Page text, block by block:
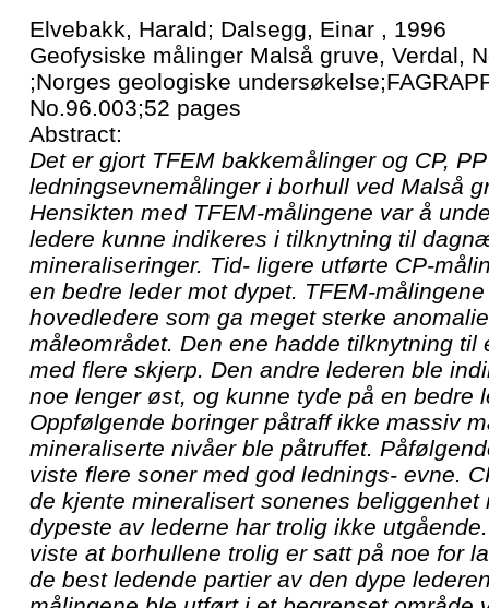
Elvebakk, Harald; Dalsegg, Einar , 1996
Geofysiske målinger Malså gruve, Verdal,
;Norges geologiske
No.96.003;52 pages
Abstract:
Det er gjort TFEM bakkemålinger og CP,
ledningsevnemålinger i borhull ved Malså
Hensikten med TFEM-målingene var å
ledere kunne indikeres i tilknytning til
mineraliseringer. Tid- ligere utførte CP-
en bedre leder mot dypet. TFEM-
hovedledere som ga meget sterke
måleområdet. Den ene hadde tilknytning til
med flere skjerp. Den andre lederen ble
noe lenger øst, og kunne tyde på en bedre
Oppfølgende boringer påtraff ikke massiv
mineraliserte nivåer ble påtruffet.
viste flere soner med god lednings- evne.
de kjente mineralisert sonenes beliggenhet
dypeste av lederne har trolig ikke
viste at borhullene trolig er satt på noe for
de best ledende partier av den dype